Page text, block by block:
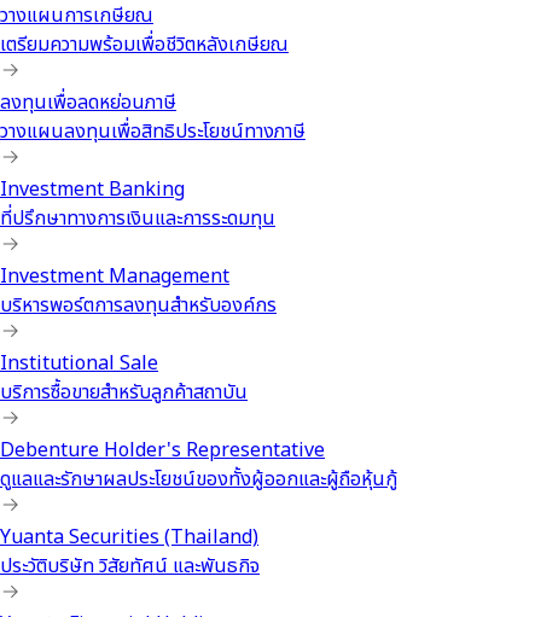
วางแผนการเกษียณ
เตรียมความพร้อมเพื่อชีวิตหลังเกษียณ
ลงทุนเพื่อลดหย่อนภาษี
วางแผนลงทุนเพื่อสิทธิประโยชน์ทางภาษี
Investment Banking
ที่ปรึกษาทางการเงินและการระดมทุน
Investment Management
บริหารพอร์ตการลงทุนสำหรับองค์กร
Institutional Sale
บริการซื้อขายสำหรับลูกค้าสถาบัน
Debenture Holder's Representative
ดูแลและรักษาผลประโยชน์ของทั้งผู้ออกและผู้ถือหุ้นกู้
Yuanta Securities (Thailand)
ประวัติบริษัท วิสัยทัศน์ และพันธกิจ